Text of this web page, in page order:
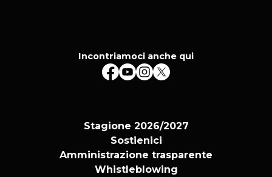
Incontriamoci anche qui
Stagione 2026/2027
Sostienici
Amministrazione trasparente
Whistleblowing